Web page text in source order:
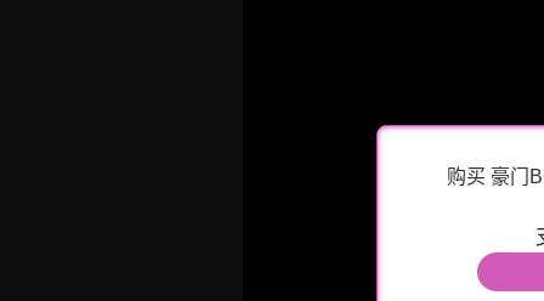
购买 豪门